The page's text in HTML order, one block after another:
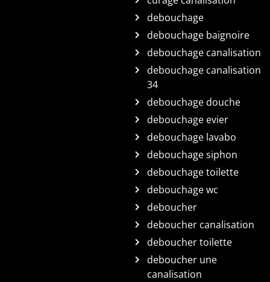
debouchage
debouchage baignoire
debouchage canalisation
debouchage canalisation
34
debouchage douche
debouchage evier
debouchage lavabo
debouchage siphon
debouchage toilette
debouchage wc
deboucher
deboucher canalisation
deboucher toilette
deboucher une
canalisation